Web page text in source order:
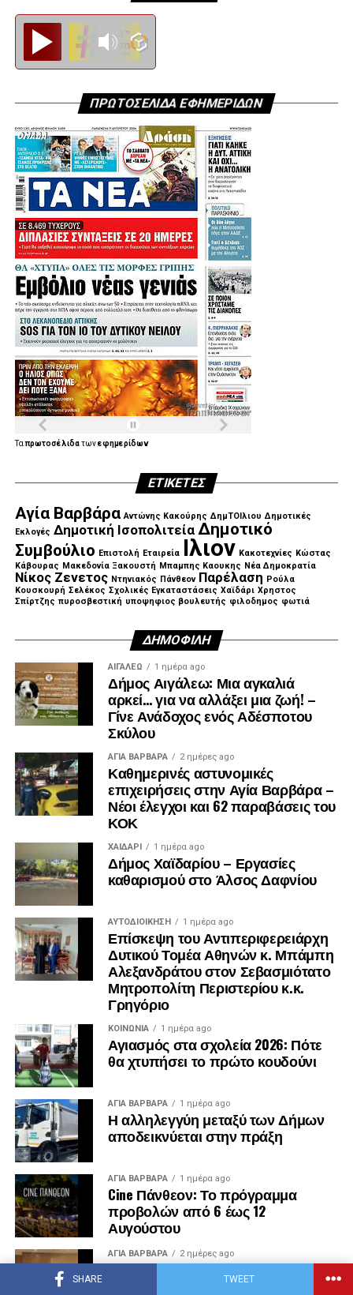
SHARE TWEET
.
.
ΠΡΩΤΟΣΕΛΙΔΑ ΕΦΗΜΕΡΙΔΩΝ
Ταπρωτοσέλιδατωνεφημερίδων
ΕΤΙΚΈΤΕΣ
Αγία Βαρβάρα Αντώνης Κακούρης ΔημΤΟΙλιου Δημοτικές
Εκλογές Δημοτική Ισοπολιτεία Δημοτικό
Συμβούλιο Επιστολή Εταιρεία Ιλιον Κακοτεχνίες Κώστας
Κάβουρας Μακεδονία Ξακουστή Μπαμπης Καουκης Νέα Δημοκρατία
Νίκος Ζενετος Ντηνιακός Πάνθεον Παρέλαση Ρούλα
Κουσκουρή Σελέκος Σχολικές Εγκαταστάσεις Χαϊδάρι Χρηστος
Σπίρτζης πυροσβεστική υποψηφιος βουλευτής φιλοδημος φωτιά
ΔΗΜΟΦΙΛΉ
ΑΙΓΑΛΕΩ 1 ημέρα ago
Δήμος Αιγάλεω: Μια αγκαλιά
αρκεί… για να αλλάξει μια ζωή! –
Γίνε Ανάδοχος ενός Αδέσποτου
Σκύλου
ΑΓΙΑ ΒΑΡΒΑΡΑ 2 ημέρες ago
Καθημερινές αστυνομικές
επιχειρήσεις στην Αγία Βαρβάρα –
Νέοι έλεγχοι και 62 παραβάσεις του
ΚΟΚ
ΧΑΪΔΑΡΙ 1 ημέρα ago
Δήμος Χαϊδαρίου – Εργασίες
καθαρισμού στο Άλσος Δαφνίου
ΑΥΤΟΔΙΟΊΚΗΣΗ 1 ημέρα ago
Επίσκεψη του Αντιπεριφερειάρχη
Δυτικού Τομέα Αθηνών κ. Μπάμπη
Αλεξανδράτου στον Σεβασμιότατο
Μητροπολίτη Περιστερίου κ.κ.
Γρηγόριο
ΚΟΙΝΩΝΊΑ 1 ημέρα ago
Αγιασμός στα σχολεία 2026: Πότε
θα χτυπήσει το πρώτο κουδούνι
ΑΓΙΑ ΒΑΡΒΑΡΑ 1 ημέρα ago
Η αλληλεγγύη μεταξύ των Δήμων
αποδεικνύεται στην πράξη
ΑΓΙΑ ΒΑΡΒΑΡΑ 1 ημέρα ago
Cine Πάνθεον: Το πρόγραμμα
προβολών από 6 έως 12
Αυγούστου
ΑΓΙΑ ΒΑΡΒΑΡΑ 2 ημέρες ago
Σε τροχιά υλοποίησης η ανάπλαση
του γηπέδου στα Ριμινίτικα – Έργο